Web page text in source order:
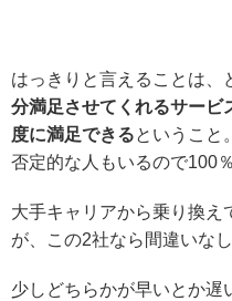
はっきりと言えることは、
分満足させてくれるサービ
度に満足できるということ
否定的な人もいるので100
大手キャリアから乗り換え
が、この2社なら間違いな
少しどちらかが早いとか遅